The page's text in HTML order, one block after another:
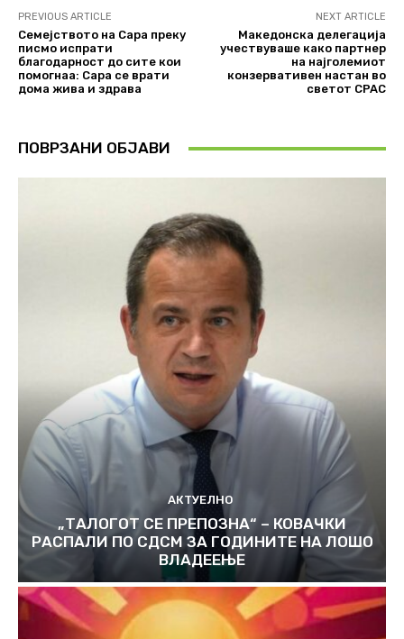
PREVIOUS ARTICLE
Семејството на Сара преку
писмо испрати
благодарност до сите кои
помогнаа: Сара се врати
дома жива и здрава
NEXT ARTICLE
Македонска делегација
учествуваше како партнер
на најголемиот
конзервативен настан во
светот CPAC
ПОВРЗАНИ ОБЈАВИ
АКТУЕЛНО
„ТАЛОГОТ СЕ ПРЕПОЗНА“ – КОВАЧКИ
РАСПАЛИ ПО СДСМ ЗА ГОДИНИТЕ НА ЛОШО
ВЛАДЕЕЊЕ